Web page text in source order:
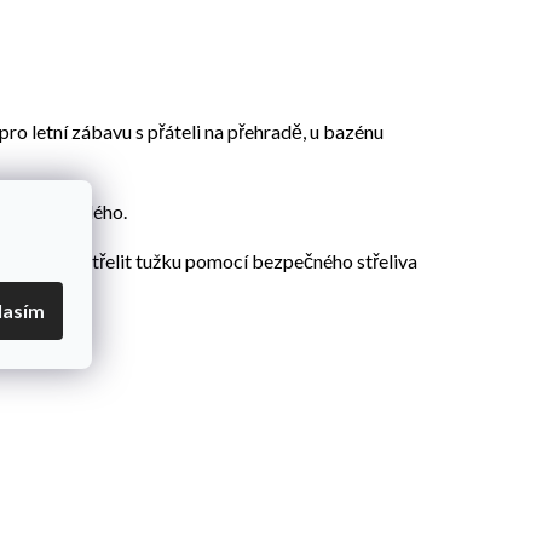
letní zábavu s přáteli na přehradě, u bazénu
každého.
moci vystřelit tužku pomocí bezpečného střeliva